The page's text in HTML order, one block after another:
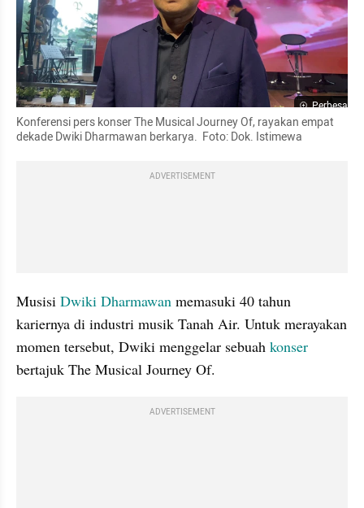
Perbesar
Konferensi pers konser The Musical Journey Of, rayakan empat
dekade Dwiki Dharmawan berkarya.  Foto: Dok. Istimewa
ADVERTISEMENT
Musisi Dwiki Dharmawan memasuki 40 tahun
kariernya di industri musik Tanah Air. Untuk merayakan
momen tersebut, Dwiki menggelar sebuah
bertajuk The Musical Journey Of.
ADVERTISEMENT